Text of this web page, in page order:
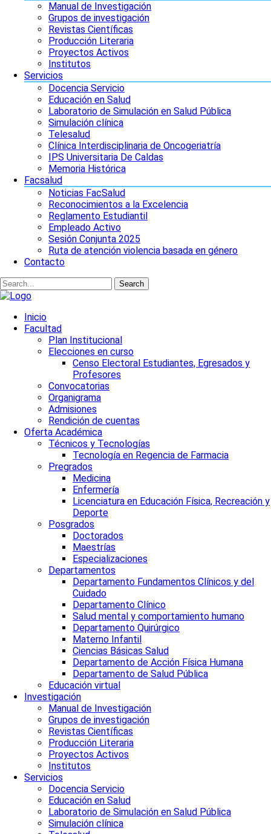
Manual de Investigación
Grupos de investigación
Revistas Científicas
Producción Literaria
Proyectos Activos
Institutos
Servicios
Docencia Servicio
Educación en Salud
Laboratorio de Simulación en Salud Pública
Simulación clínica
Telesalud
Clínica Interdisciplinaria de Oncogeriatría
IPS Universitaria De Caldas
Memoria Histórica
Facsalud
Noticias FacSalud
Reconocimientos a la Excelencia
Reglamento Estudiantil
Empleado Activo
Sesión Conjunta 2025
Ruta de atención violencia basada en género
Contacto
Search
Inicio
Facultad
Plan Institucional
Elecciones en curso
Censo Electoral Estudiantes, Egresados y
Profesores
Convocatorias
Organigrama
Admisiones
Rendición de cuentas
Oferta Académica
Técnicos y Tecnologías
Tecnología en Regencia de Farmacia
Pregrados
Medicina
Enfermería
Licenciatura en Educación Física, Recreación y
Deporte
Posgrados
Doctorados
Maestrías
Especializaciones
Departamentos
Departamento Fundamentos Clínicos y del
Cuidado
Departamento Clínico
Salud mental y comportamiento humano
Departamento Quirúrgico
Materno Infantil
Ciencias Básicas Salud
Departamento de Acción Física Humana
Departamento de Salud Pública
Educación virtual
Investigación
Manual de Investigación
Grupos de investigación
Revistas Científicas
Producción Literaria
Proyectos Activos
Institutos
Servicios
Docencia Servicio
Educación en Salud
Laboratorio de Simulación en Salud Pública
Simulación clínica